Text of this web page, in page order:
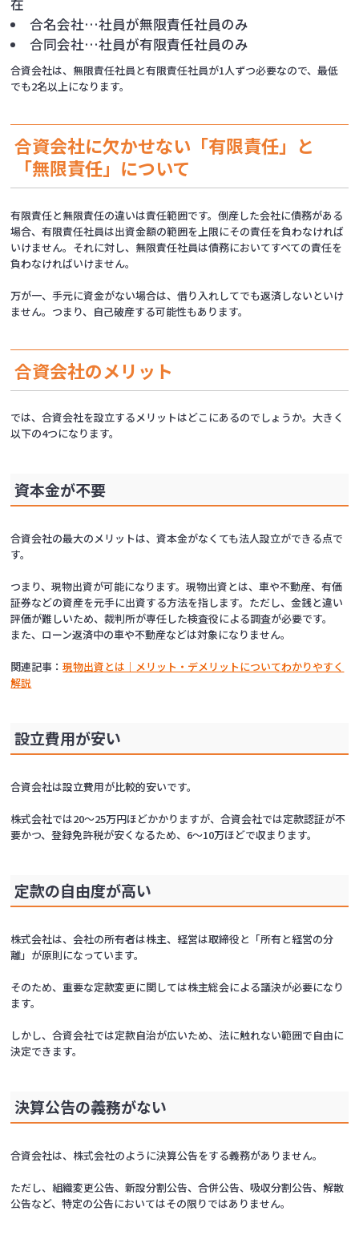
在
合名会社…社員が無限責任社員のみ
合同会社…社員が有限責任社員のみ
合資会社は、無限責任社員と有限責任社員が1人ずつ必要なので、最低
でも2名以上になります。
合資会社に欠かせない「有限責任」と
「無限責任」について
有限責任と無限責任の違いは責任範囲です。倒産した会社に債務がある
場合、有限責任社員は出資金額の範囲を上限にその責任を負わなければ
いけません。それに対し、無限責任社員は債務においてすべての責任を
負わなければいけません。
万が一、手元に資金がない場合は、借り入れしてでも返済しないといけ
ません。つまり、自己破産する可能性もあります。
合資会社のメリット
では、合資会社を設立するメリットはどこにあるのでしょうか。大きく
以下の4つになります。
資本金が不要
合資会社の最大のメリットは、資本金がなくても法人設立ができる点で
す。
つまり、現物出資が可能になります。現物出資とは、車や不動産、有価
証券などの資産を元手に出資する方法を指します。ただし、金銭と違い
評価が難しいため、裁判所が専任した検査役による調査が必要です。
また、ローン返済中の車や不動産などは対象になりません。
関連記事：現物出資とは｜メリット・デメリットについてわかりやすく
解説
設立費用が安い
合資会社は設立費用が比較的安いです。
株式会社では20〜25万円ほどかかりますが、合資会社では定款認証が不
要かつ、登録免許税が安くなるため、6〜10万ほどで収まります。
定款の自由度が高い
株式会社は、会社の所有者は株主、経営は取締役と「所有と経営の分
離」が原則になっています。
そのため、重要な定款変更に関しては株主総会による議決が必要になり
ます。
しかし、合資会社では定款自治が広いため、法に触れない範囲で自由に
決定できます。
決算公告の義務がない
合資会社は、株式会社のように決算公告をする義務がありません。
ただし、組織変更公告、新設分割公告、合併公告、吸収分割公告、解散
公告など、特定の公告においてはその限りではありません。